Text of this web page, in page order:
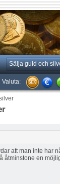
Sälja guld och
Valuta:
att man inte har
åtminstone en